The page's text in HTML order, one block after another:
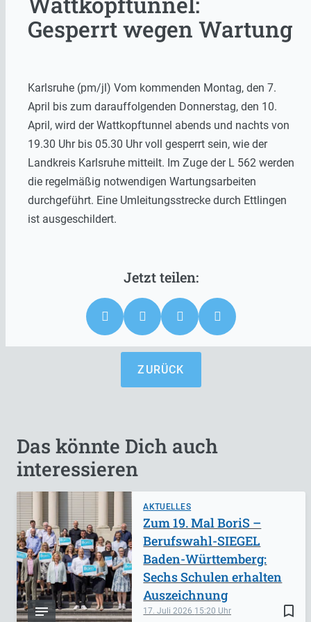
Gesperrt wegen Wartung
Karlsruhe (pm/jl) Vom kommenden Montag, den 7.
April bis zum darauffolgenden Donnerstag, den 10.
April, wird der Wattkopftunnel abends und nachts von
19.30 Uhr bis 05.30 Uhr voll gesperrt sein, wie der
Landkreis Karlsruhe mitteilt. Im Zuge der L 562 werden
die regelmäßig notwendigen Wartungsarbeiten
durchgeführt. Eine Umleitungsstrecke durch Ettlingen
ist ausgeschildert.
ZURÜCK
Das könnte Dich auch
interessieren
AKTUELLES
bookmark_border
17. Juli 2026 15:20
Zum 19. Mal BoriS –
Berufswahl-SIEGEL
Baden-Württemberg:
Sechs Schulen erhalten
Auszeichnung